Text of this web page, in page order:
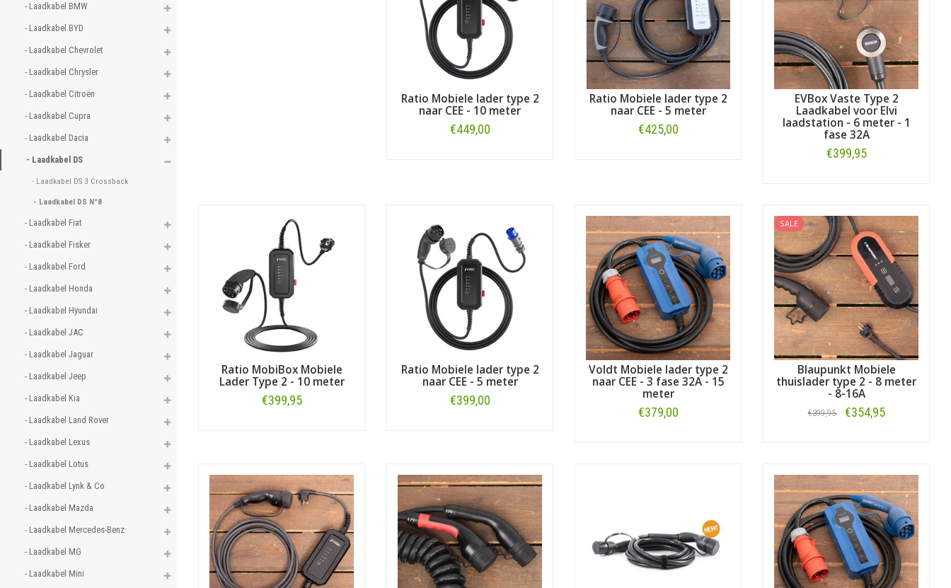
- Laadkabel BMW
- Laadkabel BYD
- Laadkabel Chevrolet
- Laadkabel Chrysler
- Laadkabel Citroën
- Laadkabel Cupra
- Laadkabel Dacia
- Laadkabel DS
- Laadkabel DS 3 Crossback
- Laadkabel DS N°8
- Laadkabel Fiat
- Laadkabel Fisker
- Laadkabel Ford
- Laadkabel Honda
- Laadkabel Hyundai
- Laadkabel JAC
- Laadkabel Jaguar
- Laadkabel Jeep
- Laadkabel Kia
- Laadkabel Land Rover
- Laadkabel Lexus
- Laadkabel Lotus
- Laadkabel Lynk & Co
- Laadkabel Mazda
- Laadkabel Mercedes-Benz
- Laadkabel MG
- Laadkabel Mini
Ratio Mobiele lader type 2
naar CEE - 10 meter
€449,00
Ratio Mobiele lader type 2
naar CEE - 5 meter
€425,00
EVBox Vaste Type 2
Laadkabel voor Elvi
laadstation - 6 meter - 1
fase 32A
€399,95
Ratio MobiBox Mobiele
Lader Type 2 - 10 meter
€399,95
Ratio Mobiele lader type 2
naar CEE - 5 meter
€399,00
Voldt Mobiele lader type 2
naar CEE - 3 fase 32A - 15
meter
€379,00
SALE
Blaupunkt Mobiele
thuislader type 2 - 8 meter
- 8-16A
€399,95 €354,95